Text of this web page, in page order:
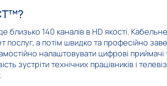
Суспільне Культура
140 каналів в HD якості.
а потім швидко та професійно
налаштовувати цифрові
зустріти технічних працівників і